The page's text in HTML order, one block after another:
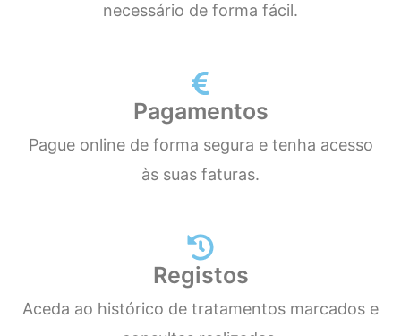
necessário de forma fácil.
Pagamentos
Pague online de forma segura e tenha acesso
às suas faturas.
Registos
Aceda ao histórico de tratamentos marcados e